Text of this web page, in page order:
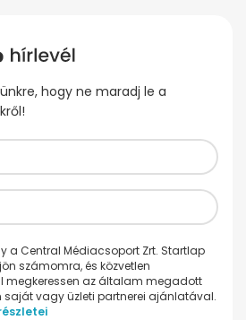
hogy ne maradj le a
a Central Médiacsoport Zrt. Startlap
számomra, és közvetlen
megkeressen az általam megadott
saját vagy üzleti partnerei ajánlatával.